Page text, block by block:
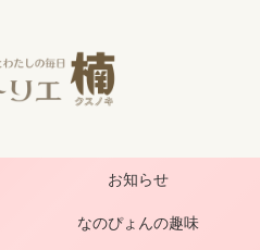
お知らせ
なのぴょんの趣味